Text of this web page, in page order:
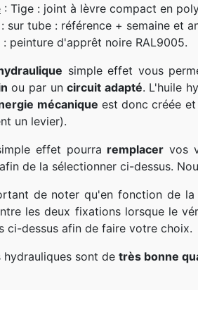
: Tige : joint à lèvre compact en
: sur tube : référence + semaine et
: peinture d'apprêt noire RAL9005.
simple effet vous
ou par uncircuit adapté. L'huile
mécanique est donc créée
un levier).
effet pourra remplacer vos
de la sélectionner ci-dessus.
de noter qu'en fonction de
les deux fixations lorsque le
ci-dessus afin de faire votre choix.
hydrauliques sont de très bonne